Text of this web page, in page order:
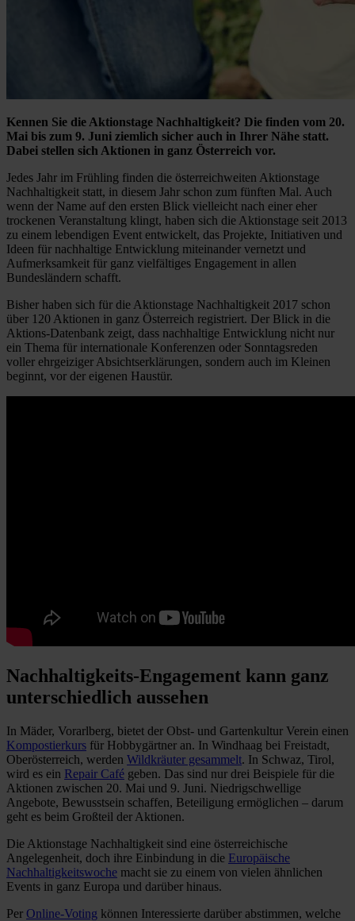
Kennen Sie die Aktionstage Nachhaltigkeit? Die finden vom 20.
Mai bis zum 9. Juni ziemlich sicher auch in Ihrer Nähe statt.
Dabei stellen sich Aktionen in ganz Österreich vor.
Jedes Jahr im Frühling finden die österreichweiten Aktionstage
Nachhaltigkeit statt, in diesem Jahr schon zum fünften Mal. Auch
wenn der Name auf den ersten Blick vielleicht nach einer eher
trockenen Veranstaltung klingt, haben sich die Aktionstage seit 2013
zu einem lebendigen Event entwickelt, das Projekte, Initiativen und
Ideen für nachhaltige Entwicklung miteinander vernetzt und
Aufmerksamkeit für ganz vielfältiges Engagement in allen
Bundesländern schafft.
Bisher haben sich für die Aktionstage Nachhaltigkeit 2017 schon
über 120 Aktionen in ganz Österreich registriert. Der Blick in die
Aktions-Datenbank zeigt, dass nachhaltige Entwicklung nicht nur
ein Thema für internationale Konferenzen oder Sonntagsreden
voller ehrgeiziger Absichtserklärungen, sondern auch im Kleinen
beginnt, vor der eigenen Haustür.
Nachhaltigkeits-Engagement kann ganz
unterschiedlich aussehen
In Mäder, Vorarlberg, bietet der Obst- und Gartenkultur Verein einen
Kompostierkurs für Hobbygärtner an. In Windhaag bei Freistadt,
Oberösterreich, werden Wildkräuter gesammelt. In Schwaz, Tirol,
wird es ein Repair Café geben. Das sind nur drei Beispiele für die
Aktionen zwischen 20. Mai und 9. Juni. Niedrigschwellige
Angebote, Bewusstsein schaffen, Beteiligung ermöglichen – darum
geht es beim Großteil der Aktionen.
Die Aktionstage Nachhaltigkeit sind eine österreichische
Angelegenheit, doch ihre Einbindung in die Europäische
Nachhaltigkeitswoche macht sie zu einem von vielen ähnlichen
Events in ganz Europa und darüber hinaus.
Per Online-Voting können Interessierte darüber abstimmen, welche